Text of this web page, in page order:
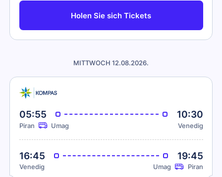
Holen Sie sich Tickets
MITTWOCH 12.08.2026.
05:55 10:30
Piran Umag Venedig
16:45 19:45
Venedig Umag Piran